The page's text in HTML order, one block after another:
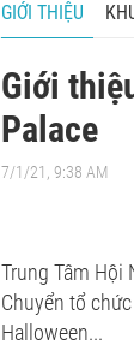
GIỚI THIỆU
Giới
Palace
7/1/21, 9:38 AM
Trung Tâm Hội
Chuyển tổ
Halloween...